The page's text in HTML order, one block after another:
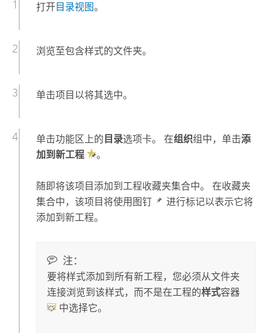
打开 目录视图。
浏览至包含样式的文件夹。
单击项目以将其选中。
单击功能区上的 目录选项卡。 在组织组中，单击添
加到新工程
。
随即将该项目添加到工程收藏夹集合中。 在收藏夹
集合中，该项目将使用图钉
进行标记以表示它将
添加到新工程。
注：
要将样式添加到所有新工程，您必须从文件夹
连接浏览到该样式，而不是在工程的样式容器
中选择它。